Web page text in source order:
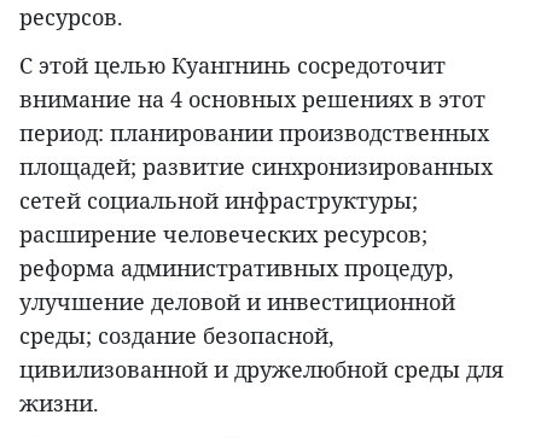
ресурсов.
С этой целью Куангнинь сосредоточит
внимание на 4 основных решениях в этот
период: планировании производственных
площадей; развитие синхронизированных
сетей социальной инфраструктуры;
расширение человеческих ресурсов;
реформа административных процедур,
улучшение деловой и инвестиционной
среды; создание безопасной,
цивилизованной и дружелюбной среды для
жизни.